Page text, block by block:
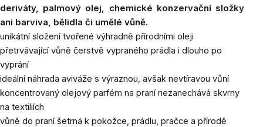
deriváty, palmový olej, chemické konzervační složky
ani barviva, bělidla či umělé vůně.
unikátní složení tvořené výhradně přírodními oleji
přetrvávající vůně čerstvě vypraného prádla i dlouho po
vyprání
ideální náhrada aviváže s výraznou, avšak nevtíravou vůní
koncentrovaný olejový parfém na praní nezanechává skvrny
na textiliích
vůně do praní šetrná k pokožce, prádlu, pračce a přírodě